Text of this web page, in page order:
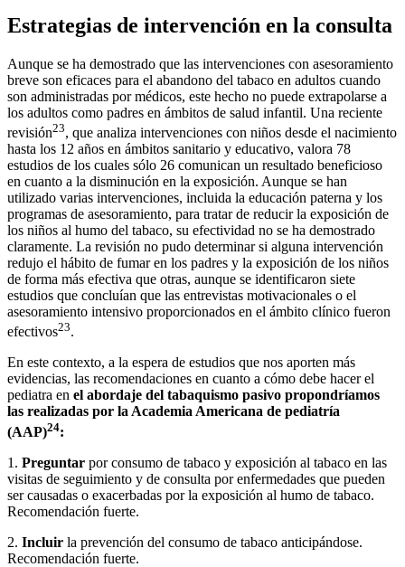
Estrategias de intervención en la consulta
Aunque se ha demostrado que las intervenciones con asesoramiento
breve son eficaces para el abandono del tabaco en adultos cuando
son administradas por médicos, este hecho no puede extrapolarse a
los adultos como padres en ámbitos de salud infantil. Una reciente
revisión23, que analiza intervenciones con niños desde el nacimiento
hasta los 12 años en ámbitos sanitario y educativo, valora 78
estudios de los cuales sólo 26 comunican un resultado beneficioso
en cuanto a la disminución en la exposición. Aunque se han
utilizado varias intervenciones, incluida la educación paterna y los
programas de asesoramiento, para tratar de reducir la exposición de
los niños al humo del tabaco, su efectividad no se ha demostrado
claramente. La revisión no pudo determinar si alguna intervención
redujo el hábito de fumar en los padres y la exposición de los niños
de forma más efectiva que otras, aunque se identificaron siete
estudios que concluían que las entrevistas motivacionales o el
asesoramiento intensivo proporcionados en el ámbito clínico fueron
efectivos23.
En este contexto, a la espera de estudios que nos aporten más
evidencias, las recomendaciones en cuanto a cómo debe hacer el
pediatra en el abordaje del tabaquismo pasivo propondríamos
las realizadas por la Academia Americana de pediatría
(AAP)24:
1. Preguntar por consumo de tabaco y exposición al tabaco en las
visitas de seguimiento y de consulta por enfermedades que pueden
ser causadas o exacerbadas por la exposición al humo de tabaco.
Recomendación fuerte.
2. Incluir la prevención del consumo de tabaco anticipándose.
Recomendación fuerte.